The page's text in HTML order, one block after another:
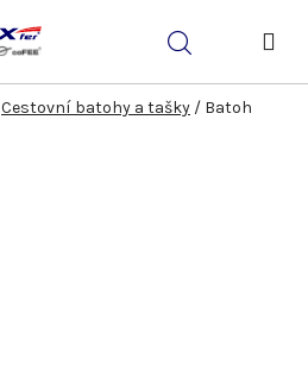
Hledat
Cestovní batohy a tašky / Batoh